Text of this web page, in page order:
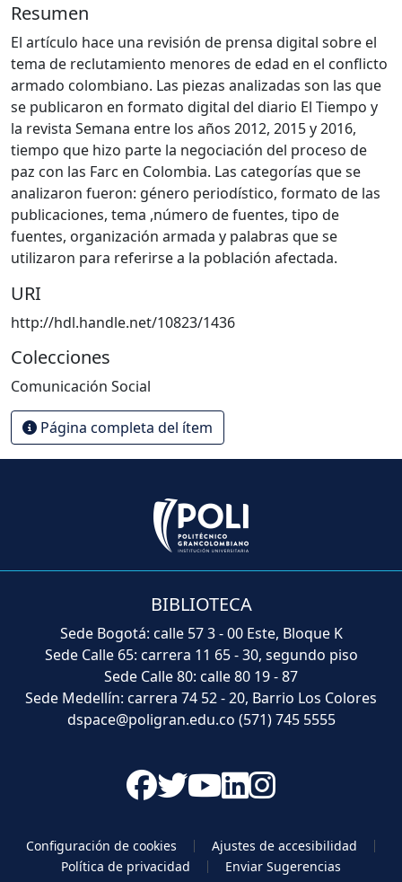
Resumen
El artículo hace una revisión de prensa digital sobre el
tema de reclutamiento menores de edad en el conflicto
armado colombiano. Las piezas analizadas son las que
se publicaron en formato digital del diario El Tiempo y
la revista Semana entre los años 2012, 2015 y 2016,
tiempo que hizo parte la negociación del proceso de
paz con las Farc en Colombia. Las categorías que se
analizaron fueron: género periodístico, formato de las
publicaciones, tema ,número de fuentes, tipo de
fuentes, organización armada y palabras que se
utilizaron para referirse a la población afectada.
URI
http://hdl.handle.net/10823/1436
Colecciones
Comunicación Social
Página completa del ítem
BIBLIOTECA
Sede Bogotá: calle 57 3 - 00 Este, Bloque K
Sede Calle 65: carrera 11 65 - 30, segundo piso
Sede Calle 80: calle 80 19 - 87
Sede Medellín: carrera 74 52 - 20, Barrio Los Colores
dspace@poligran.edu.co (571) 745 5555
Configuración de cookies
Ajustes de accesibilidad
Política de privacidad
Enviar Sugerencias